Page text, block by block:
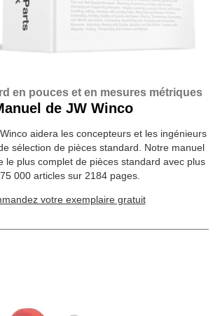
en pouces et en mesures métriques
de JW Winco
aidera les concepteurs et les ingénieurs
sélection de pièces standard. Notre manuel
le plus complet de pièces standard avec plus
000 articles sur 2184 pages.
votre exemplaire gratuit